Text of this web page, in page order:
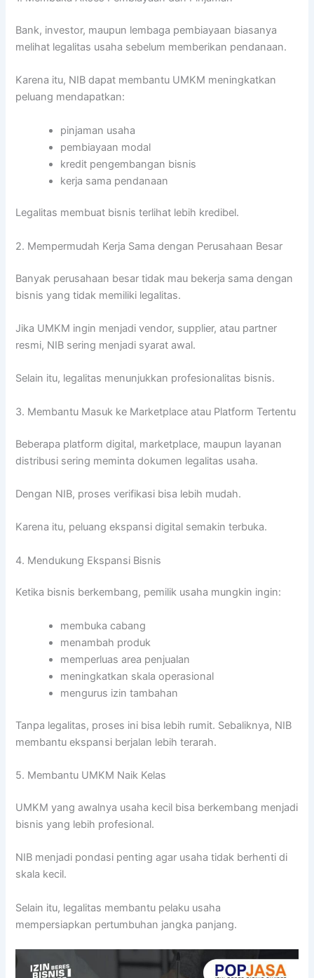
Bank, investor, maupun lembaga pembiayaan biasanya
melihat legalitas usaha sebelum memberikan pendanaan.
Karena itu, NIB dapat membantu UMKM meningkatkan
peluang mendapatkan:
pinjaman usaha
pembiayaan modal
kredit pengembangan bisnis
kerja sama pendanaan
Legalitas membuat bisnis terlihat lebih kredibel.
2. Mempermudah Kerja Sama dengan Perusahaan Besar
Banyak perusahaan besar tidak mau bekerja sama dengan
bisnis yang tidak memiliki legalitas.
Jika UMKM ingin menjadi vendor, supplier, atau partner
resmi, NIB sering menjadi syarat awal.
Selain itu, legalitas menunjukkan profesionalitas bisnis.
3. Membantu Masuk ke Marketplace atau Platform Tertentu
Beberapa platform digital, marketplace, maupun layanan
distribusi sering meminta dokumen legalitas usaha.
Dengan NIB, proses verifikasi bisa lebih mudah.
Karena itu, peluang ekspansi digital semakin terbuka.
4. Mendukung Ekspansi Bisnis
Ketika bisnis berkembang, pemilik usaha mungkin ingin:
membuka cabang
menambah produk
memperluas area penjualan
meningkatkan skala operasional
mengurus izin tambahan
Tanpa legalitas, proses ini bisa lebih rumit. Sebaliknya, NIB
membantu ekspansi berjalan lebih terarah.
5. Membantu UMKM Naik Kelas
UMKM yang awalnya usaha kecil bisa berkembang menjadi
bisnis yang lebih profesional.
NIB menjadi pondasi penting agar usaha tidak berhenti di
skala kecil.
Selain itu, legalitas membantu pelaku usaha
mempersiapkan pertumbuhan jangka panjang.